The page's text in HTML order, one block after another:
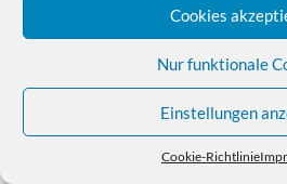
Cookies
Nur funktionale
Einstellungen
Cookie-Richtlinie